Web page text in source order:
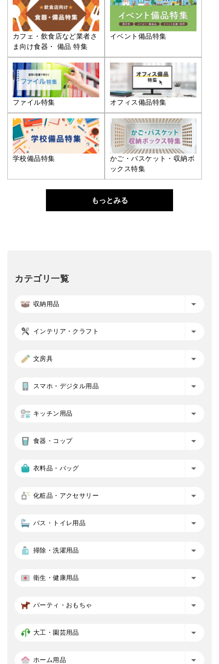
カフェ・飲食店など業者さ
ま向け食器・ 備品 特集
イベント備品特集
ファイル特集 オフィス備品特集
学校備品特集
かご・バスケット・収納ボ
ックス特集
もっとみる
カテゴリ一覧
収納用品
インテリア・クラフト
文房具
スマホ・デジタル用品
キッチン用品
食器・コップ
衣料品・バッグ
化粧品・アクセサリー
バス・トイレ用品
掃除・洗濯用品
衛生・健康用品
パーティ・おもちゃ
大工・園芸用品
ホーム用品